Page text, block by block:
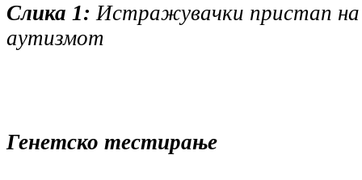
Слика 1:Истражувачки пристап на
аутизмот
Генетско тестирање